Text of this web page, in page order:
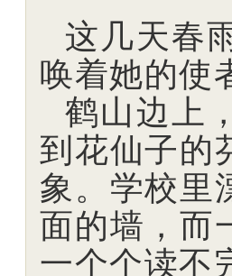
这几天春
唤着她的使
鹤山边上
到花仙子的
象。学校里
面的墙，而
一个个读不